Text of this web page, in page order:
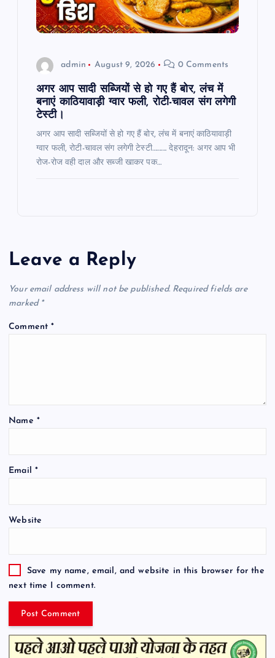
admin August 9, 2026 0 Comments
अगर आप सादी सब्जियों से हो गए हैं बोर, लंच में
बनाएं काठियावाड़ी ग्वार फली, रोटी-चावल संग लगेगी
टेस्टी।
अगर आप सादी सब्जियों से हो गए हैं बोर, लंच में बनाएं काठियावाड़ी
ग्वार फली, रोटी-चावल संग लगेगी टेस्टी………. देहरादून: अगर आप भी
रोज-रोज वही दाल और सब्जी खाकर पक…
Leave a Reply
Your email address will not be published. Required fields are
marked *
Comment*
Name *
Email *
Website
Save my name, email, and website in this browser for the
next time I comment.